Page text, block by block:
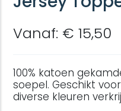
Vanaf: € 15,50
100% katoen
soepel. Geschikt
diverse kleuren